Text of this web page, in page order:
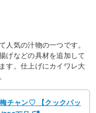
人気の汁物の一つです。
げなどの具材を追加して
す。仕上げにカイワレ大
チャン♡ 【クックパッ